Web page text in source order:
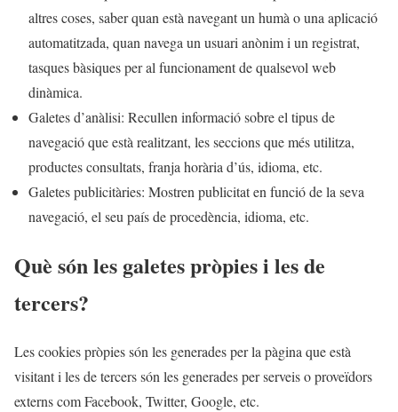
altres coses, saber quan està navegant un humà o una aplicació
automatitzada, quan navega un usuari anònim i un registrat,
tasques bàsiques per al funcionament de qualsevol web
dinàmica.
Galetes d’anàlisi: Recullen informació sobre el tipus de
navegació que està realitzant, les seccions que més utilitza,
productes consultats, franja horària d’ús, idioma, etc.
Galetes publicitàries: Mostren publicitat en funció de la seva
navegació, el seu país de procedència, idioma, etc.
Què són les galetes pròpies i les de
tercers?
Les cookies pròpies són les generades per la pàgina que està
visitant i les de tercers són les generades per serveis o proveïdors
externs com Facebook, Twitter, Google, etc.